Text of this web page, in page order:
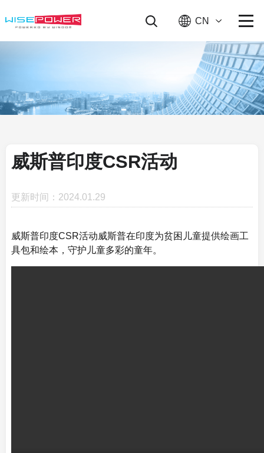
CN
威斯普印度CSR活动
更新时间：2024.01.29
威斯普印度CSR活动威斯普在印度为贫困儿童提供绘画工
具包和绘本，守护儿童多彩的童年。